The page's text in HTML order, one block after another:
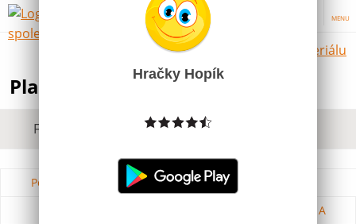
MENU
Hračky dle materiálu
Plastové hračky pro děti
Filtrovat dle dostupnosti, ceny, výrobce
Podle názvu od A do Z
Od nejdražšího
Podle názvu od Z do A
Hračky Hopík